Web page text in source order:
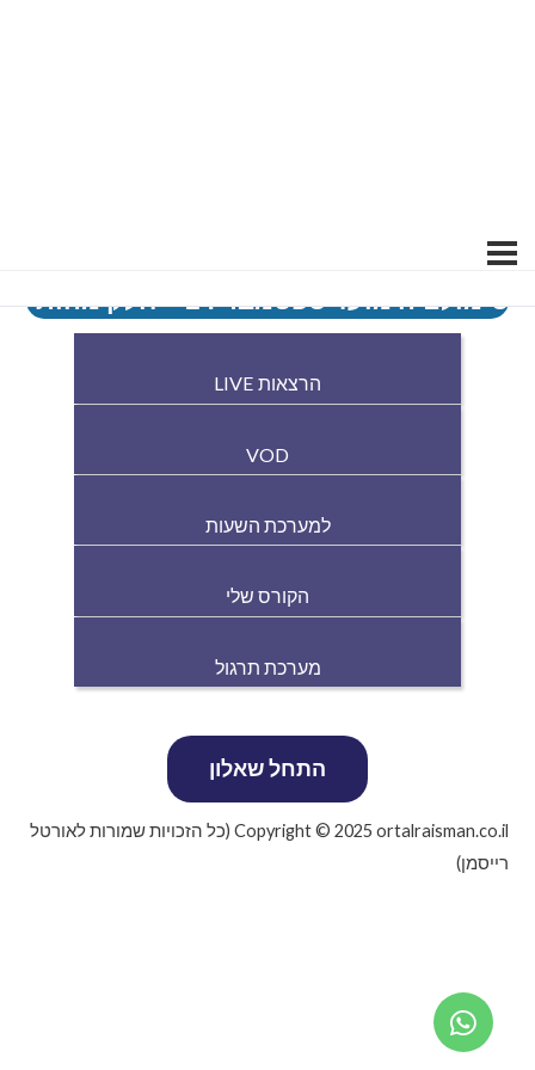
סימולציה מועד ספטמבר 24 – חלק מהותי
הרצאות LIVE
VOD
למערכת השעות
הקורס שלי
מערכת תרגול
Copyright © 2025 ortalraisman.co.il (כל הזכויות שמורות לאורטל
רייסמן)